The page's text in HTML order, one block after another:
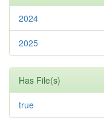
2024
2025
Has File(s)
true